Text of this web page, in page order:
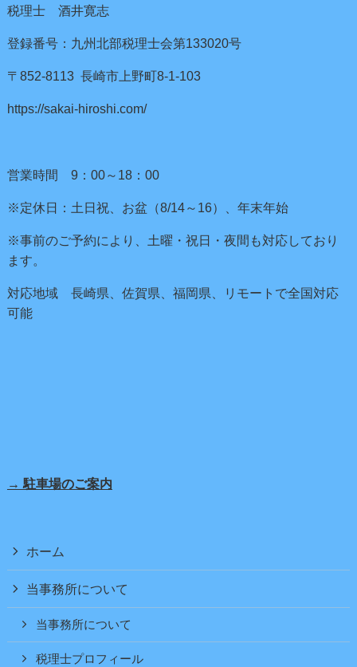
税理士 酒井寛志
登録番号：九州北部税理士会第133020号
〒852-8113 長崎市上野町8-1-103
https://sakai-hiroshi.com/
営業時間 9：00～18：00
※定休日：土日祝、お盆（8/14～16）、年末年始
※事前のご予約により、土曜・祝日・夜間も対応しており
ます。
対応地域 長崎県、佐賀県、福岡県、リモートで全国対応
可能
→ 駐車場のご案内
ホーム
当事務所について
当事務所について
税理士プロフィール